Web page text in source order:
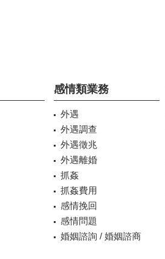
感情類業務
外遇
外遇調查
外遇徵兆
外遇離婚
抓姦
抓姦費用
感情挽回
感情問題
婚姻諮詢 / 婚姻諮商